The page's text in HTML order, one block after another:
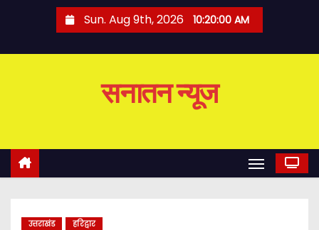
o
Sun. Aug 9th, 2026 10:20:01 AM
सनातन न्यूज
उत्तराखंड हरिद्वार